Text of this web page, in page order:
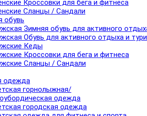
Кроссовки для бега и фитнеса
Сланцы / Сандали
обувь
Зимняя обувь для активного
Обувь для активного отдыха и
Кеды
Кроссовки для бега и фитнеса
Сланцы / Сандали
одежда
горнолыжная/
одежда
городская одежда